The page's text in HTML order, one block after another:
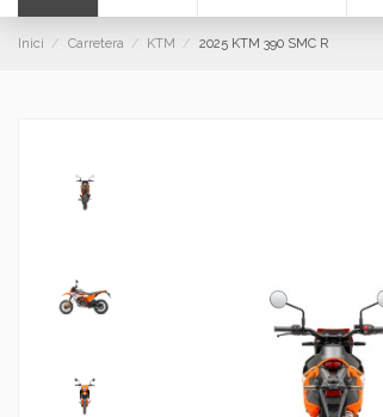
Inici Carretera KTM 2025 KTM 390 SMC R